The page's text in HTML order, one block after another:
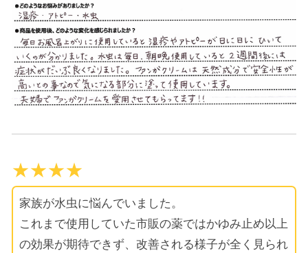
★★★★
家族が水虫に悩んでいました。
これまで使用していた市販の薬ではかゆみ止め以上
の効果が期待できず、改善される様子が全く見られ